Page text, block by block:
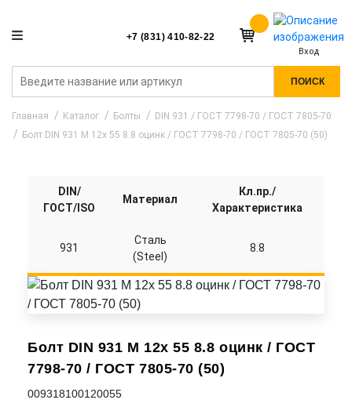
+7 (831) 410-82-22
Вход
ПОИСК
Главная Каталог Болты
DIN 931 / ГОСТ 7798-70 / ГОСТ 7805-70
Болт DIN 931 M 12x 55 8.8 оцинк / ГОСТ 7798-70 / ГОСТ 7805-70 (50)
Болт DIN 931 M 12x 55 8.8 оцинк / ГОСТ
7798-70 / ГОСТ 7805-70 (50)
009318100120055
DIN/
ГОСТ/ISO
Материал
Кл.пр./
Характеристика
931
Сталь
(Steel)
8.8